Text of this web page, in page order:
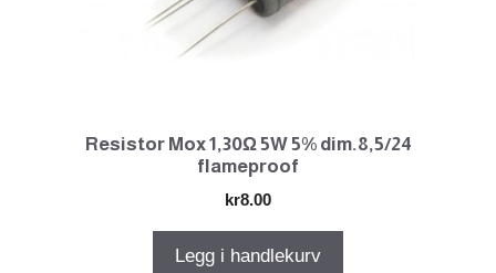
Resistor Mox 1,30Ω 5W 5% dim.8,5/24
flameproof
kr8.00
Legg i handlekurv